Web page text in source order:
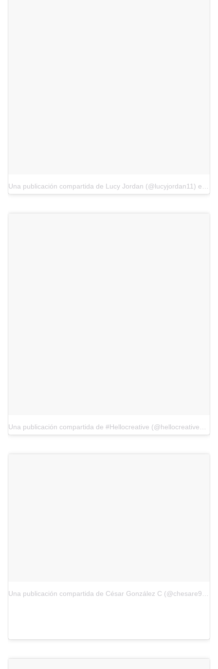
Una publicación compartida de Lucy Jordan (@lucyjordan11) el